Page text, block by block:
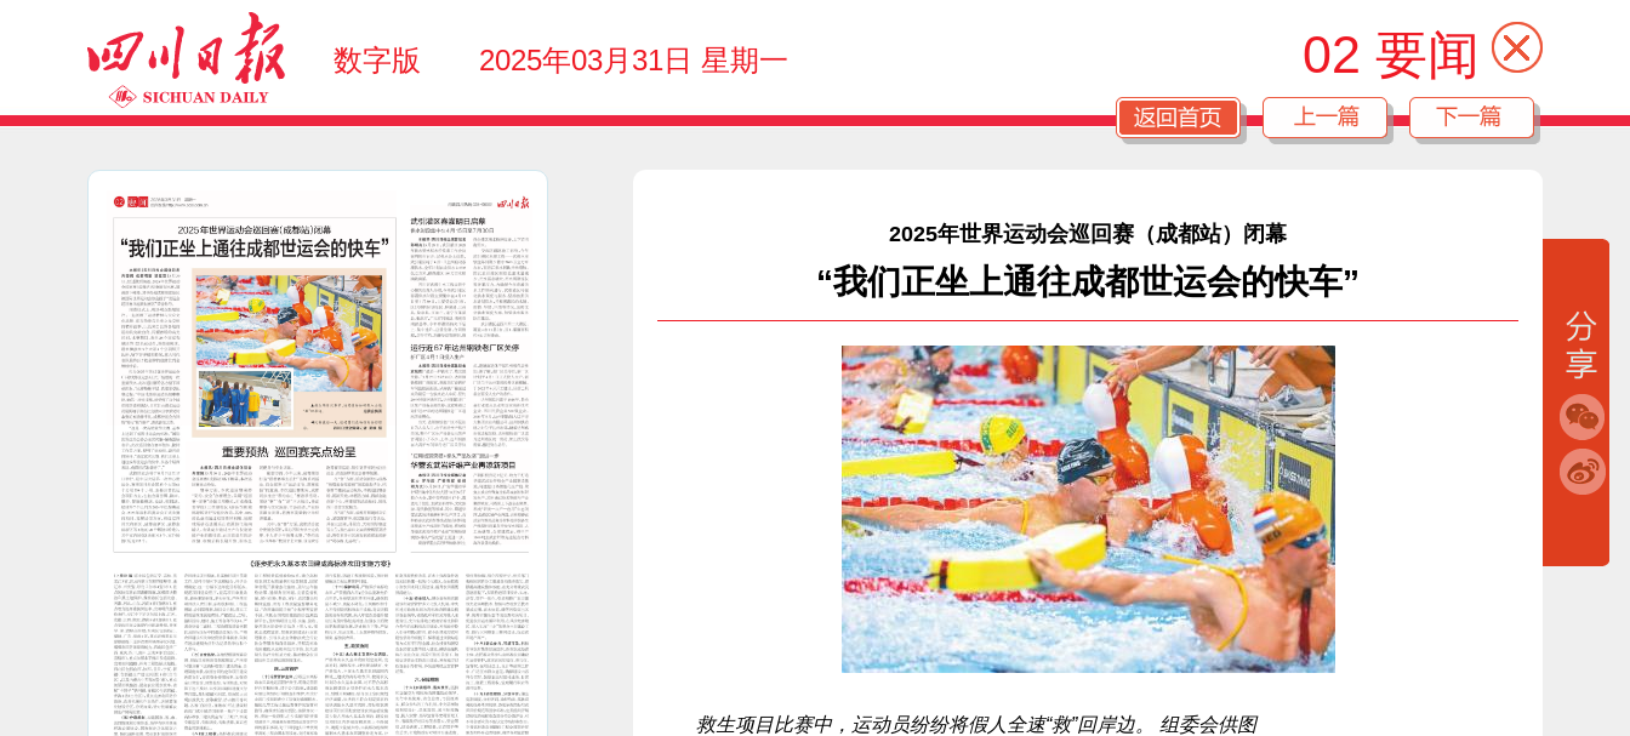
数字版 2025年03月31日 星期一 02 要闻
2025年世界运动会巡回赛（成都站）闭幕
“我们正坐上通往成都世运会的快车”
救生项目比赛中，运动员纷纷将假人全速“救”回岸边。 组委会供图